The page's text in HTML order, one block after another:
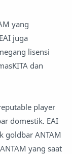
yang
juga
lisensi
dan
player
domestik. EAI
goldbar ANTAM
yang saat